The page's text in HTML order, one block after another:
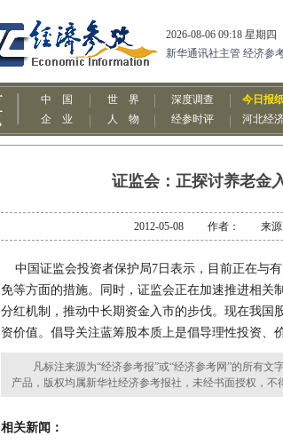
证监会：正探讨养老金
2012-05-08 作者： 来源：
中国证监会投资者保护局7日表示，目前正在与
免等方面的措施。同时，证监会正在加速推进相关
分红机制，推动中长期资金入市的步伐。现在我国
资价值。倡导关注蓝筹股本质上是倡导理性投资、
凡标注来源为“经济参考报”或“经济参考网”的所有文
产品，版权均属新华社经济参考报社，未经书面授权，不
相关新闻：